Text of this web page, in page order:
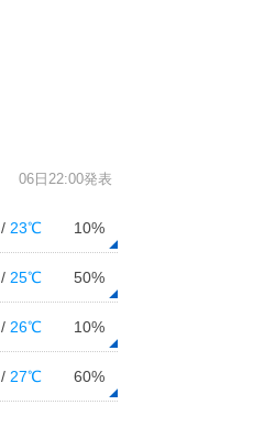
06日22:00発表
/ 23℃ 10%
/ 25℃ 50%
/ 26℃ 10%
/ 27℃ 60%